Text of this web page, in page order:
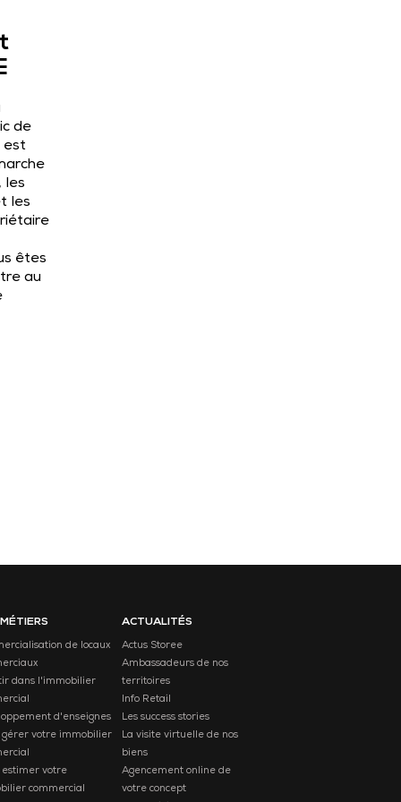
de
est
les
les
êtes
au
de locaux
dans l'immobilier
d'enseignes
gérer votre immobilier
estimer votre
commercial
ACTUALITÉS
Actus Storee
Ambassadeurs de nos
territoires
Info Retail
Les success stories
La visite virtuelle de nos
biens
Agencement online de
votre concept